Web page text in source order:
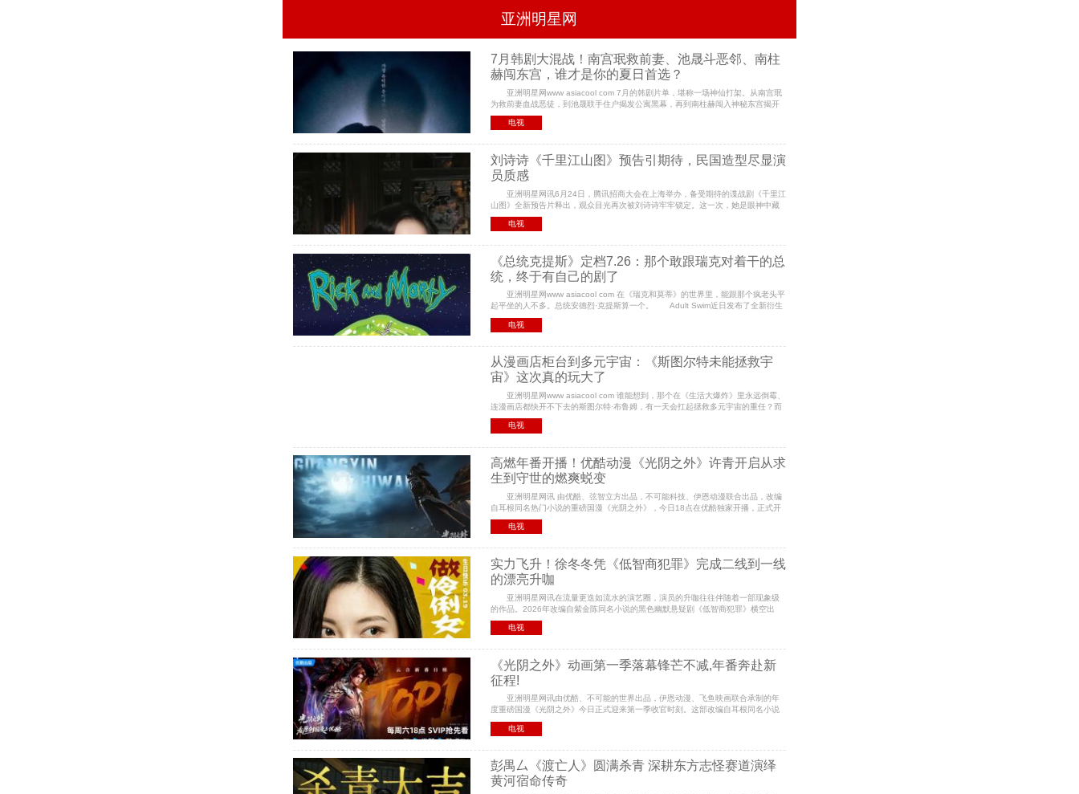
亚洲明星网
电影 电视 综艺
音乐
时尚
八卦 华人男明星
韩国女明星
韩国男明星 日本男明星
日本女明星
欧美女明星
欧美男明星
7月韩剧大混战！南宫珉救前妻、池晟斗恶邻、南柱
赫闯东宫，谁才是你的夏日首选？
亚洲明星网www asiacool com 7月的韩剧片单，堪称一场神仙打架。从南宫珉
为救前妻血战恶徒，到池晟联手住户揭发公寓黑幕，再到南柱赫闯入神秘东宫揭开
宫廷诅咒——悬疑、惊悚、喜剧、爱情、家庭，各种类型全
电视
刘诗诗《千里江山图》预告引期待，民国造型尽显演
员质感
亚洲明星网讯6月24日，腾讯招商大会在上海举办，备受期待的谍战剧《千里江
山图》全新预告片释出，观众目光再次被刘诗诗牢牢锁定。这一次，她是眼神中藏
着千言万语的地下工作者凌汶，预告片里她的每一个镜头都
电视
《总统克提斯》定档7.26：那个敢跟瑞克对着干的总
统，终于有自己的剧了
亚洲明星网www asiacool com 在《瑞克和莫蒂》的世界里，能跟那个疯老头平
起平坐的人不多。总统安德烈·克提斯算一个。 Adult Swim近日发布了全新衍生
剧《总统克提斯》的首支预告片，正式宣布这部聚焦三
电视
从漫画店柜台到多元宇宙：《斯图尔特未能拯救宇
宙》这次真的玩大了
亚洲明星网www asiacool com 谁能想到，那个在《生活大爆炸》里永远倒霉、
连漫画店都快开不下去的斯图尔特·布鲁姆，有一天会扛起拯救多元宇宙的重任？而
且看这剧名——《斯图尔特未能拯救宇宙》——大概率
电视
高燃年番开播！优酷动漫《光阴之外》许青开启从求
生到守世的燃爽蜕变
亚洲明星网讯 由优酷、弦智立方出品，不可能科技、伊恩动漫联合出品，改编
自耳根同名热门小说的重磅国漫《光阴之外》，今日18点在优酷独家开播，正式开
启年番连载。作为口碑热度双爆的优质国漫IP，年番在第
电视
实力飞升！徐冬冬凭《低智商犯罪》完成二线到一线
的漂亮升咖
亚洲明星网讯在流量更迭如流水的演艺圈，演员的升咖往往伴随着一部现象级
的作品。2026年改编自紫金陈同名小说的黑色幽默悬疑剧《低智商犯罪》横空出
世，不仅以荒诞诙谐的群像戏成为口碑黑马，更让深耕演艺圈
电视
《光阴之外》动画第一季落幕锋芒不减,年番奔赴新
征程!
亚洲明星网讯由优酷、不可能的世界出品，伊恩动漫、飞鱼映画联合承制的年
度重磅国漫《光阴之外》今日正式迎来第一季收官时刻。这部改编自耳根同名小说
的作品，凭借硬核的末世叙事、极具辨识度的视觉美学以及
电视
彭禺厶《渡亡人》圆满杀青 深耕东方志怪赛道演绎
黄河宿命传奇